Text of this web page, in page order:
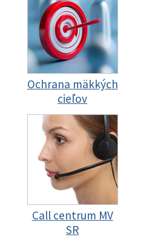
Ochrana mäkkých
cieľov
Call centrum MV
SR